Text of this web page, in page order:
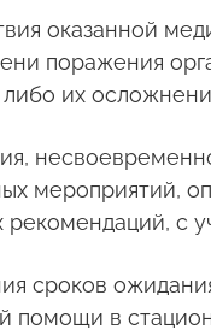
оказанной
поражения
их
мероприятий,
рекомендаций, с
сроков
помощи в